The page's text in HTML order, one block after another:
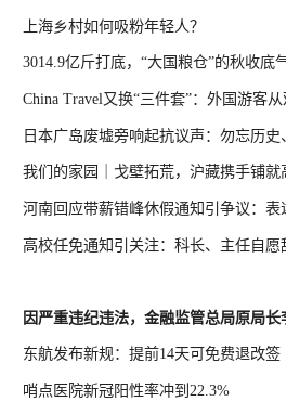
U17国足三连胜晋级半决赛
上海乡村如何吸粉年轻人？
3014.9亿斤打底，“大国粮仓”的秋收底
China Travel又换“三件套”：外国游客
日本广岛废墟旁响起抗议声：勿忘历史
我们的家园｜戈壁拓荒，沪藏携手铺就
河南回应带薪错峰休假通知引争议：
高校任免通知引关注：科长、主任自
因严重违纪违法，金融监管总局原局
东航发布新规：提前14天可免费退改签
哨点医院新冠阳性率冲到22.3%